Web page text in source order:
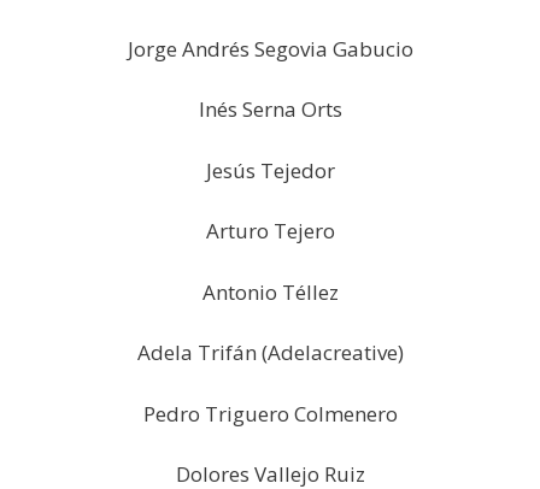
Jorge Andrés Segovia Gabucio
Inés Serna Orts
Jesús Tejedor
Arturo Tejero
Antonio Téllez
Adela Trifán (Adelacreative)
Pedro Triguero Colmenero
Dolores Vallejo Ruiz